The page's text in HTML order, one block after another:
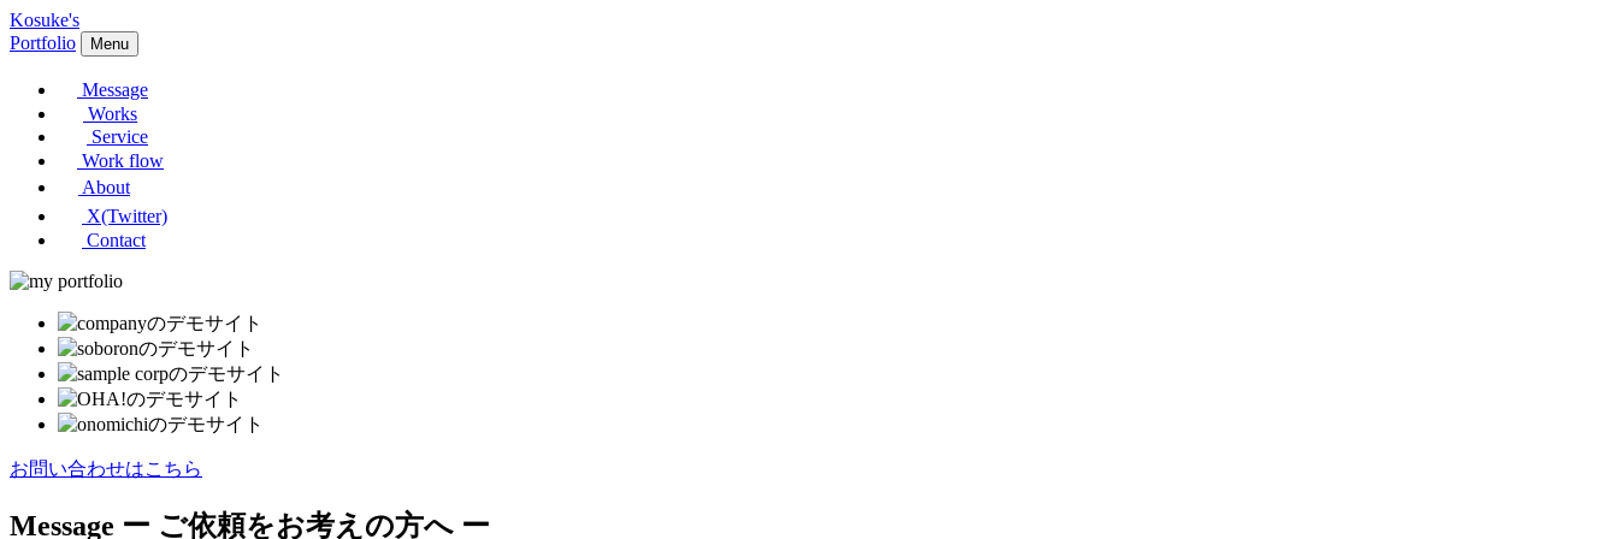
Kosuke's
Portfolio
Menu
Message
Works
Service
Work flow
About
X(Twitter)
Contact
お問い合わせはこちら
Message ー ご依頼をお考えの方へ ー